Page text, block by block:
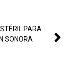
PARA
SONORA